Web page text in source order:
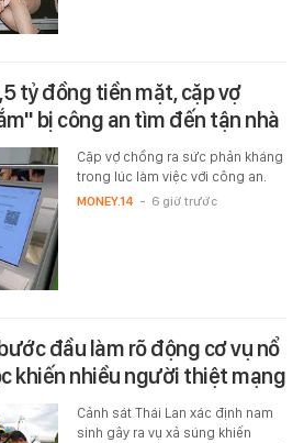
tỷ đồng tiền mặt, cặp vợ
bị công an tìm đến tận nhà
Cặp vợ chồng ra sức phản kháng
trong lúc làm việc với công an.
MONEY.14 - 6 giờ trước
đầu làm rõ động cơ vụ nổ
khiến nhiều người thiệt mạng
Cảnh sát Thái Lan xác định nam
sinh gây ra vụ xả súng khiến